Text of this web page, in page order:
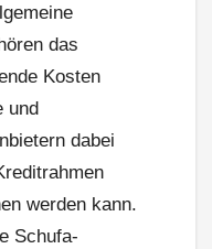
das
Kosten
und
dabei
werden kann.
Schufa-